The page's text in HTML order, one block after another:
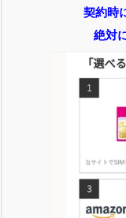
契約時
絶対